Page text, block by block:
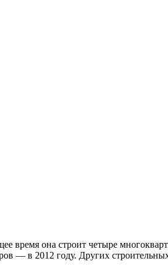
время она строит четыре
— в 2012 году. Других